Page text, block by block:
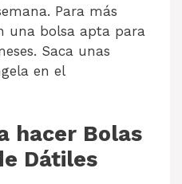
Para más
una bolsa apta para
Saca unas
en el
hacer Bolas
Dátiles